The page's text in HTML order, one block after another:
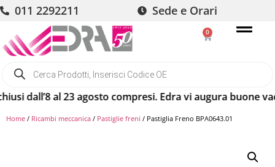
011 2292211 Sede e Orari
0
dall’8 al 23 agosto compresi. Edra vi augura buone
Home / Ricambi meccanica / Pastiglie freni / Pastiglia Freno BPA0643.01